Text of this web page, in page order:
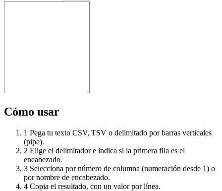
Cómo usar
1 Pega tu texto CSV, TSV o delimitado por barras verticales
(pipe).
2 Elige el delimitador e indica si la primera fila es el
encabezado.
3 Selecciona por número de columna (numeración desde 1) o
por nombre de encabezado.
4 Copia el resultado, con un valor por línea.